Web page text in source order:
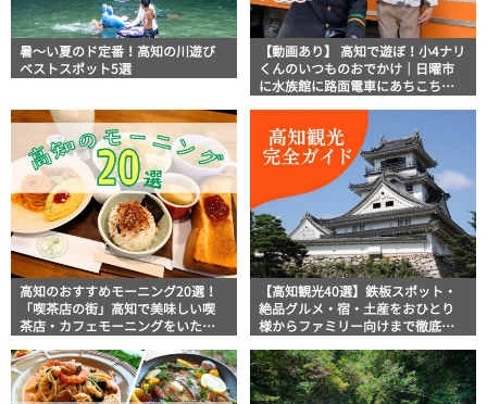
暑～い夏のド定番！高知の川遊び
ベストスポット5選
【動画あり】 高知で遊ぼ！小4ナリ
くんのいつものおでかけ｜日曜市
に水族館に路面電車にあちこち巡
高知のおすすめモーニング20選！
「喫茶店の街」高知で美味しい喫
茶店・カフェモーニングをいただ
【高知観光40選】鉄板スポット・
絶品グルメ・宿・土産をおひとり
様からファミリー向けまで徹底解